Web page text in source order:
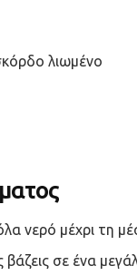
λιωμένο
νερό μέχρι τη
βάζεις σε ένα